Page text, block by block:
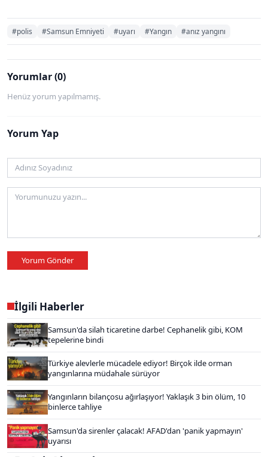
#polis #Samsun Emniyeti #uyarı #Yangın #anız yangını
Yorumlar (0)
Henüz yorum yapılmamış.
Yorum Yap
Yorum Gönder
İlgili Haberler
Samsun'da silah ticaretine darbe! Cephanelik gibi, KOM
tepelerine bindi
Türkiye alevlerle mücadele ediyor! Birçok ilde orman
yangınlarına müdahale sürüyor
Yangınların bilançosu ağırlaşıyor! Yaklaşık 3 bin ölüm, 10
binlerce tahliye
Samsun'da sirenler çalacak! AFAD'dan 'panik yapmayın'
uyarısı